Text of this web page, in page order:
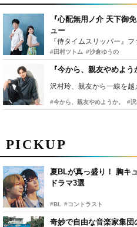
PICKUP
夏BLが真っ盛り！ 胸キ
ドラマ3選
#BL #コントラスト
奇妙で自由な音楽家集
『心配無用ノ介 天下御
ュー
#田村ツトム #沙倉ゆうの
『今から、親友やめよ
沢村玲、親友から一線を
#今から、親友やめようか。 #